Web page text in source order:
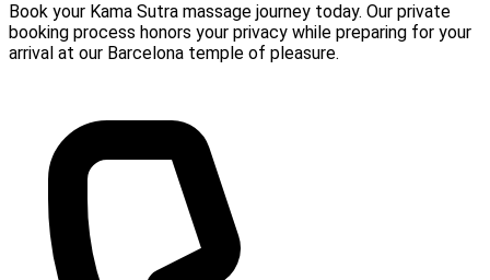
Book your Kama Sutra massage journey today. Our private
booking process honors your privacy while preparing for your
arrival at our Barcelona temple of pleasure.